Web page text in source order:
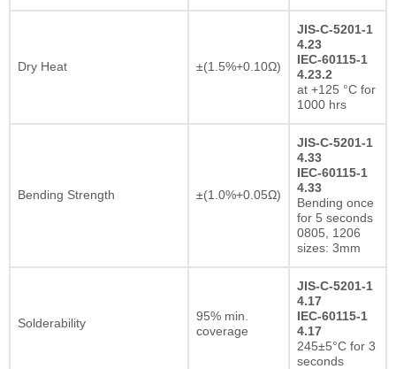
Dry Heat ±(1.5%+0.10Ω)
JIS-C-5201-1
4.23
IEC-60115-1
4.23.2
at +125 °C for
1000 hrs
Bending Strength ±(1.0%+0.05Ω)
JIS-C-5201-1
4.33
IEC-60115-1
4.33
Bending once
for 5 seconds
0805, 1206
sizes: 3mm
Solderability
95% min.
coverage
JIS-C-5201-1
4.17
IEC-60115-1
4.17
245±5°C for 3
seconds